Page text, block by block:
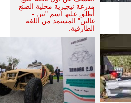
مدرعة نيجيرية محلية الصنع
أطلق عليها اسم "تين -
غالين" المستمد من اللغة
الطارقية.